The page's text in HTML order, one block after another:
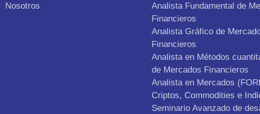
Nosotros
Analista Fundamental de
Financieros
Analista Gráfico de
Financieros
Analista en Métodos
de Mercados Financieros
Analista en Mercados
Criptos, Commodities e
Seminario Avanzado de